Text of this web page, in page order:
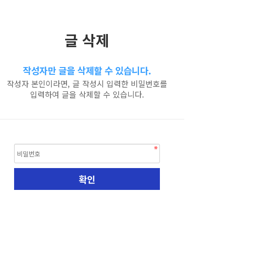
글 삭제
작성자만 글을 삭제할 수 있습니다.
작성자 본인이라면, 글 작성시 입력한 비밀번호를
입력하여 글을 삭제할 수 있습니다.